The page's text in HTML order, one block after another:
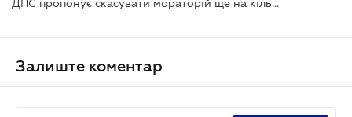
ДПС пропонує скасувати мораторій ще на кілька видів перевірок
Залиште коментар